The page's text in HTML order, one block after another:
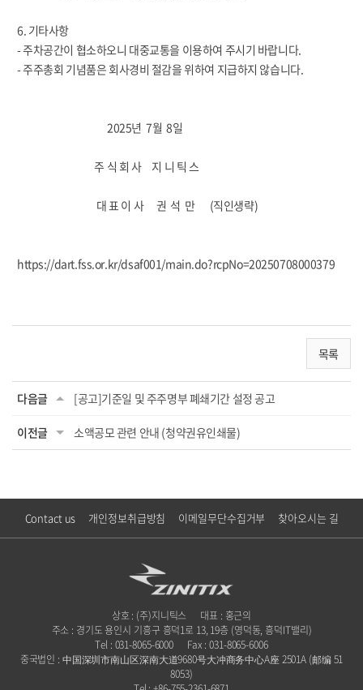
6. 기타사항
- 주차공간이 협소하오니 대중교통을 이용하여 주시기 바랍니다.
- 주주총회 기념품은 회사경비 절감을 위하여 지급하지 않습니다.
2025년 7월 8일
주 식 회 사 지 니 틱 스
대 표 이 사 권 석 만 (직인생략)
https://dart.fss.or.kr/dsaf001/main.do?rcpNo=20250708000379
목록
다음글 [공고]기준일 및 주주명부 폐쇄기간 설정 공고
이전글 소액공모 관련 안내 (청약권유인쇄물)
Contact us 개인정보취급방침 이메일무단수집거부 찾아오시는 길
상호 : (주)지니틱스
대표 : 홍근의
주소 : 경기도 용인시 기흥구 흥덕1로 13, 19층 (영덕동, 흥덕IT밸리)
Tel : 031-8065-6000
Fax : 031-8065-6006
중국법인 : 中国深圳市南山区深南大道9680号大冲商务中心A座 2501A (邮编 51
8053)